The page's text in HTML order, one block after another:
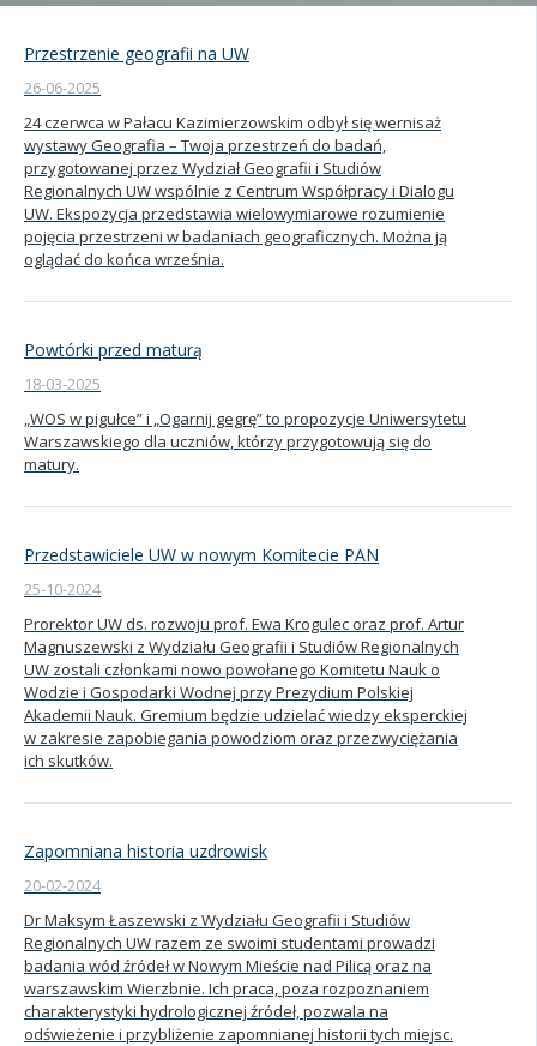
Kandydat
Absolwent
Przestrzenie geografii na UW
26-06-2025
24 czerwca w Pałacu Kazimierzowskim odbył się wernisaż
wystawy Geografia – Twoja przestrzeń do badań,
przygotowanej przez Wydział Geografii i Studiów
Regionalnych UW wspólnie z Centrum Współpracy i Dialogu
UW. Ekspozycja przedstawia wielowymiarowe rozumienie
pojęcia przestrzeni w badaniach geograficznych. Można ją
oglądać do końca września.
Powtórki przed maturą
18-03-2025
„WOS w pigułce” i „Ogarnij gegrę” to propozycje Uniwersytetu
Warszawskiego dla uczniów, którzy przygotowują się do
matury.
Przedstawiciele UW w nowym Komitecie PAN
25-10-2024
Prorektor UW ds. rozwoju prof. Ewa Krogulec oraz prof. Artur
Magnuszewski z Wydziału Geografii i Studiów Regionalnych
UW zostali członkami nowo powołanego Komitetu Nauk o
Wodzie i Gospodarki Wodnej przy Prezydium Polskiej
Akademii Nauk. Gremium będzie udzielać wiedzy eksperckiej
w zakresie zapobiegania powodziom oraz przezwyciężania
ich skutków.
Zapomniana historia uzdrowisk
20-02-2024
Dr Maksym Łaszewski z Wydziału Geografii i Studiów
Regionalnych UW razem ze swoimi studentami prowadzi
badania wód źródeł w Nowym Mieście nad Pilicą oraz na
warszawskim Wierzbnie. Ich praca, poza rozpoznaniem
charakterystyki hydrologicznej źródeł, pozwala na
odświeżenie i przybliżenie zapomnianej historii tych miejsc.